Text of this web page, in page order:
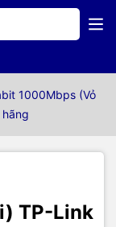
1000Mbps (Vỏ
TP-Link
MDIX)